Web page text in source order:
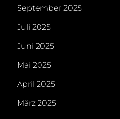
September 2025
Juli 2025
Juni 2025
Mai 2025
April 2025
März 2025